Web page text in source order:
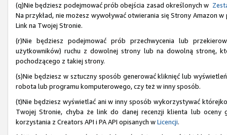
(q)Nie będziesz podejmować prób obejścia zasad określonych w
Na przykład, nie możesz wywoływać otwierania się Strony Amazon
Link na Twojej Stronie.
(r)Nie będziesz podejmować prób przechwycenia lub
użytkowników) ruchu z dowolnej strony lub na dowolną stronę,
pochodzącego z takiej strony.
(s)Nie będziesz w sztuczny sposób generować kliknięć lub
robota lub programu komputerowego, czy też w inny sposób.
(t)Nie będziesz wyświetlać ani w inny sposób wykorzystywać
Twojej Stronie, chyba że link do danej recenzji klienta lub oceny
korzystania z Creators API i PA API opisanych wLicencji.